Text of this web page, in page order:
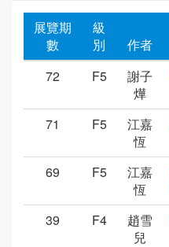
展覽期
數
級
別
作者
72
F5
謝子
燁
71 F5
江嘉
恆
69 F5
江嘉
恆
39
F4
趙雪
兒